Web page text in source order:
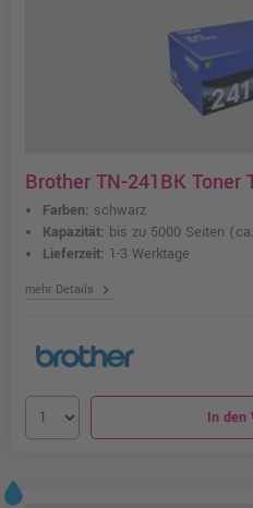
Brother TN-241BK Toner
Farben: schwarz
Kapazität: bis zu 5000 Seiten
Lieferzeit: 1-3 Werktage
mehr Details chevron_right
In den